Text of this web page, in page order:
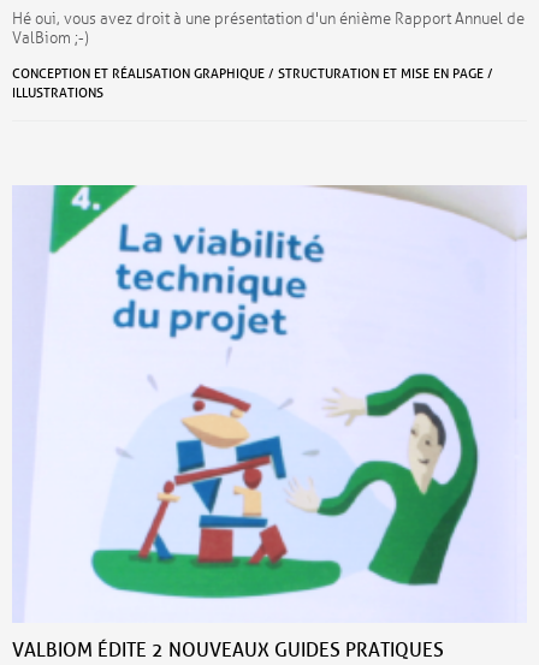
Hé oui, vous avez droit à une présentation d'un énième Rapport Annuel de
ValBiom ;-)
CONCEPTION ET RÉALISATION GRAPHIQUE / STRUCTURATION ET MISE EN PAGE /
ILLUSTRATIONS
VALBIOM ÉDITE 2 NOUVEAUX GUIDES PRATIQUES